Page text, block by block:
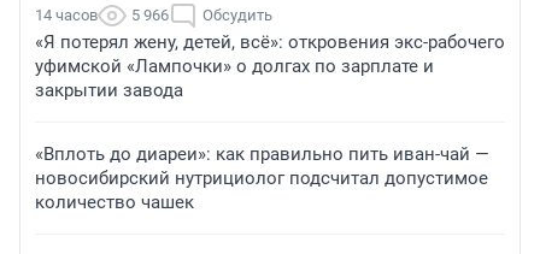
14 часов 5 966 Обсудить
«Я потерял жену, детей, всё»: откровения экс-рабочего
уфимской «Лампочки» о долгах по зарплате и
закрытии завода
«Вплоть до диареи»: как правильно пить иван-чай —
новосибирский нутрициолог подсчитал допустимое
количество чашек